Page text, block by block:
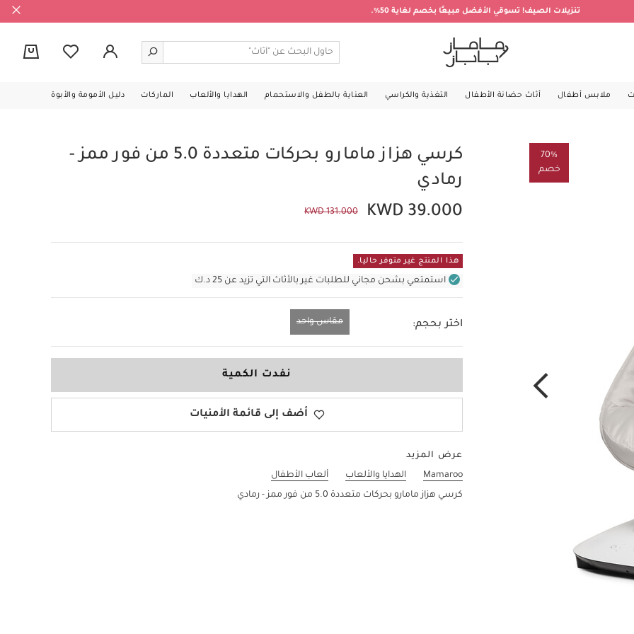
تنزيلات الصيف! تسوقي الأفضل مبيعًا بخصم لغاية 50%.
ملابس أطفال أثاث حضانة الأطفال التغذية والكراسي العناية بالطفل والاستحمام الهدايا والألعاب الماركات دليل الأمومة والأبوة
70%
خصم
كرسي هزاز مامارو بحركات متعددة 5.0 من فور ممز -
رمادي
KWD 39.000
KWD 131.000
هذا المنتج غير متوفر حاليا.
استمتعي بشحن مجاني للطلبات غير بالأثاث التي تزيد عن 25 د.ك
اختر بحجم: مقاس واحد
نفدت الكمية
أضف إلى قائمة الأمنيات
عرض المزيد
Mamaroo
الهدايا والألعاب
ألعاب الأطفال
كرسي هزاز مامارو بحركات متعددة 5.0 من فور ممز - رمادي